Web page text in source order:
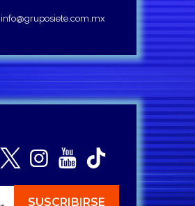
info@gruposiete.com.mx